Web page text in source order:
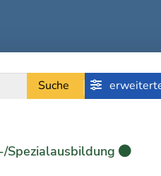
Suche
Spezialausbildung